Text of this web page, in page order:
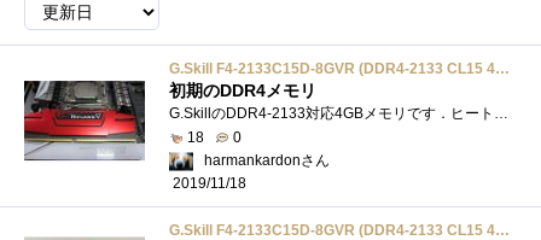
G.Skill F4-2133C15D-8GVR (DDR4-2133 CL15 4GB×2)
初期のDDR4メモリ
G.SkillのDDR4-2133対応4GBメモリです．ヒートシンクが派手ですが，DDR4で2133駆動なので，発熱はありません．DDR3から引き継いた仕様のようです．見た�...
18
0
harmankardonさん
2019/11/18
G.Skill F4-2133C15D-8GVR (DDR4-2133 CL15 4GB×2)